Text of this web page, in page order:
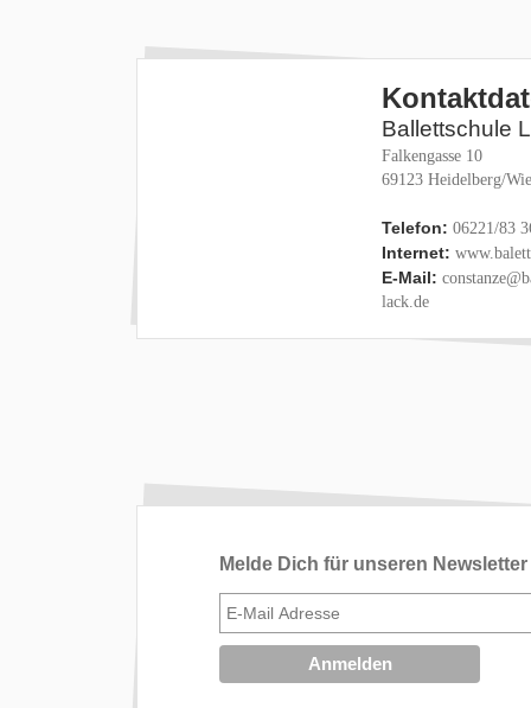
Ballettschule
Falkengasse 10
69123 Heidelberg/
Telefon: 06221/83
Internet:
E-Mail:
lack.de
Melde Dich für unseren